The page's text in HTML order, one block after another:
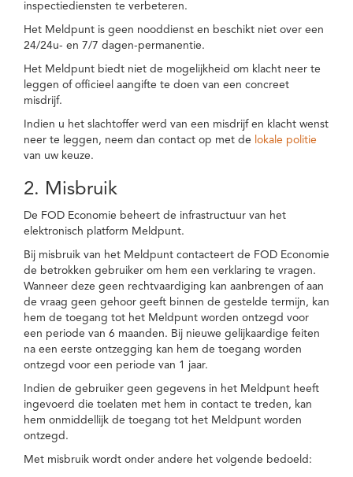
inspectiediensten te verbeteren.
Het Meldpunt is geen nooddienst en beschikt niet over een
24/24u- en 7/7 dagen-permanentie.
Het Meldpunt biedt niet de mogelijkheid om klacht neer te
leggen of officieel aangifte te doen van een concreet
misdrijf.
Indien u het slachtoffer werd van een misdrijf en klacht wenst
neer te leggen, neem dan contact op met de lokale politie
van uw keuze.
2. Misbruik
De FOD Economie beheert de infrastructuur van het
elektronisch platform Meldpunt.
Bij misbruik van het Meldpunt contacteert de FOD Economie
de betrokken gebruiker om hem een verklaring te vragen.
Wanneer deze geen rechtvaardiging kan aanbrengen of aan
de vraag geen gehoor geeft binnen de gestelde termijn, kan
hem de toegang tot het Meldpunt worden ontzegd voor
een periode van 6 maanden. Bij nieuwe gelijkaardige feiten
na een eerste ontzegging kan hem de toegang worden
ontzegd voor een periode van 1 jaar.
Indien de gebruiker geen gegevens in het Meldpunt heeft
ingevoerd die toelaten met hem in contact te treden, kan
hem onmiddellijk de toegang tot het Meldpunt worden
ontzegd.
Met misbruik wordt onder andere het volgende bedoeld: